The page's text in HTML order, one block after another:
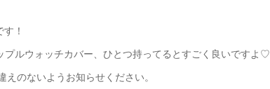
！
ルウォッチカバー、ひとつ持ってるとすごく良いですよ♡
のないようお知らせください。